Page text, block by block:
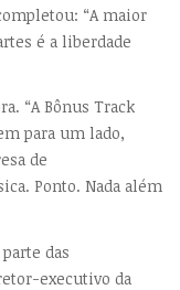
“A maior
é a liberdade
“A Bônus Track
para um lado,
de
Ponto. Nada além
das
executivo da